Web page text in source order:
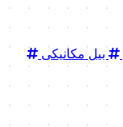
بیل مکانیکی